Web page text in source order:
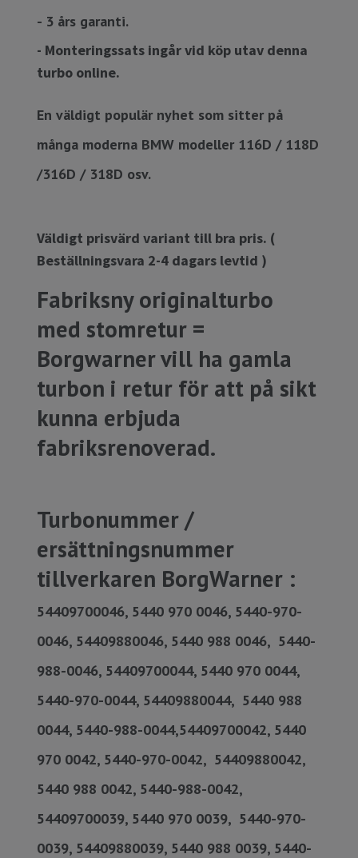
- 3 års garanti.
- Monteringssats ingår vid köp utav denna
turbo online.
En väldigt populär nyhet som sitter på
många moderna BMW modeller 116D / 118D
/316D / 318D osv.
Väldigt prisvärd variant till bra pris. (
Beställningsvara 2-4 dagars levtid )
Fabriksny originalturbo
med stomretur =
Borgwarner vill ha gamla
turbon i retur för att på sikt
kunna erbjuda
fabriksrenoverad.
Turbonummer /
ersättningsnummer
tillverkaren BorgWarner :
54409700046, 5440 970 0046, 5440-970-
0046, 54409880046, 5440 988 0046, 5440-
988-0046, 54409700044, 5440 970 0044,
5440-970-0044, 54409880044, 5440 988
0044, 5440-988-0044,54409700042, 5440
970 0042, 5440-970-0042, 54409880042,
5440 988 0042, 5440-988-0042,
54409700039, 5440 970 0039, 5440-970-
0039, 54409880039, 5440 988 0039, 5440-